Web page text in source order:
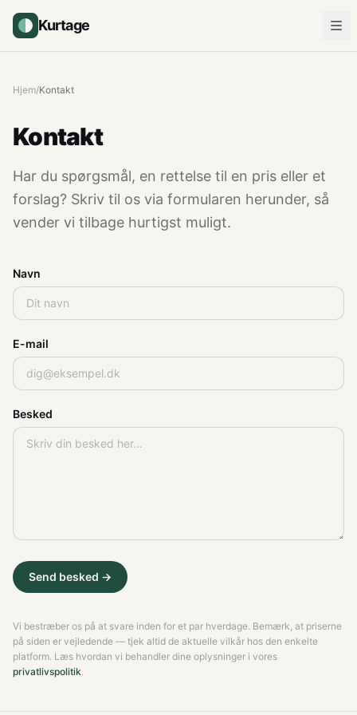
Kurtage
Hjem/Kontakt
Kontakt
Har du spørgsmål, en rettelse til en pris eller et
forslag? Skriv til os via formularen herunder, så
vender vi tilbage hurtigst muligt.
Navn
E-mail
Besked
Send besked →
Vi bestræber os på at svare inden for et par hverdage. Bemærk, at priserne
på siden er vejledende — tjek altid de aktuelle vilkår hos den enkelte
platform. Læs hvordan vi behandler dine oplysninger i vores
privatlivspolitik.